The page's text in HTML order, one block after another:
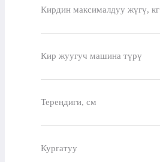
Кирдин максималдуу жүгү, кг
Кир жуугуч машина түрү
Тереңдиги, см
Кургатуу